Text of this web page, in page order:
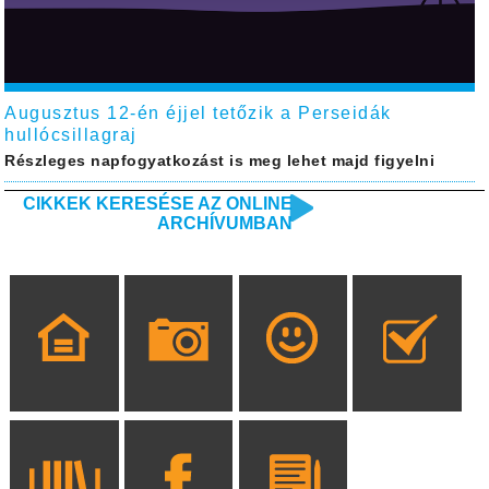
Augusztus 12-én éjjel tetőzik a Perseidák
hullócsillagraj
Részleges napfogyatkozást is meg lehet majd figyelni
CIKKEK KERESÉSE AZ ONLINE
ARCHÍVUMBAN